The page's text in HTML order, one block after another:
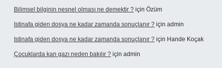
Bilimsel bilginin nesnel olması ne demektir ? için Özüm
Istinafa giden dosya ne kadar zamanda sonuçlanır ? için admin
Istinafa giden dosya ne kadar zamanda sonuçlanır ? için Hande Koçak
Çocuklarda kan gazı neden bakılır ? için admin